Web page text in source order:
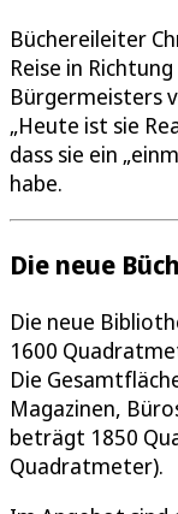
Büchereileiter
Reise in
Bürgermeisters
„Heute ist sie
dass sie ein
habe.
Die neue
Die neue
1600
Die
Magazinen,
beträgt 1850
Quadratmeter).